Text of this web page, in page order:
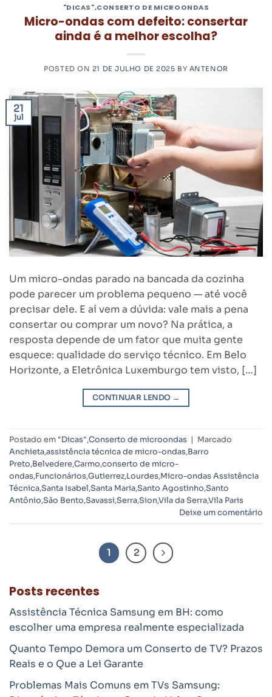
"DICAS",CONSERTO DE MICROONDAS
Micro-ondas com defeito: consertar
ainda é a melhor escolha?
POSTED ON 21 DE JULHO DE 2025 BY ANTENOR
21
jul
Um micro-ondas parado na bancada da cozinha
pode parecer um problema pequeno — até você
precisar dele. E aí vem a dúvida: vale mais a pena
consertar ou comprar um novo? Na prática, a
resposta depende de um fator que muita gente
esquece: qualidade do serviço técnico. Em Belo
Horizonte, a Eletrônica Luxemburgo tem visto, […]
CONTINUAR LENDO →
Postado em "Dicas",Conserto de microondas | Marcado
Anchieta,assistência técnica de micro-ondas,Barro
Preto,Belvedere,Carmo,conserto de micro-
ondas,Funcionários,Gutierrez,Lourdes,Micro-ondas Assistência
Técnica,Santa Isabel,Santa Maria,Santo Agostinho,Santo
Antônio,São Bento,Savassi,Serra,Sion,Vila da Serra,Vila Paris
Deixe um comentário
1 2
Posts recentes
Assistência Técnica Samsung em BH: como
escolher uma empresa realmente especializada
Quanto Tempo Demora um Conserto de TV? Prazos
Reais e o Que a Lei Garante
Problemas Mais Comuns em TVs Samsung: